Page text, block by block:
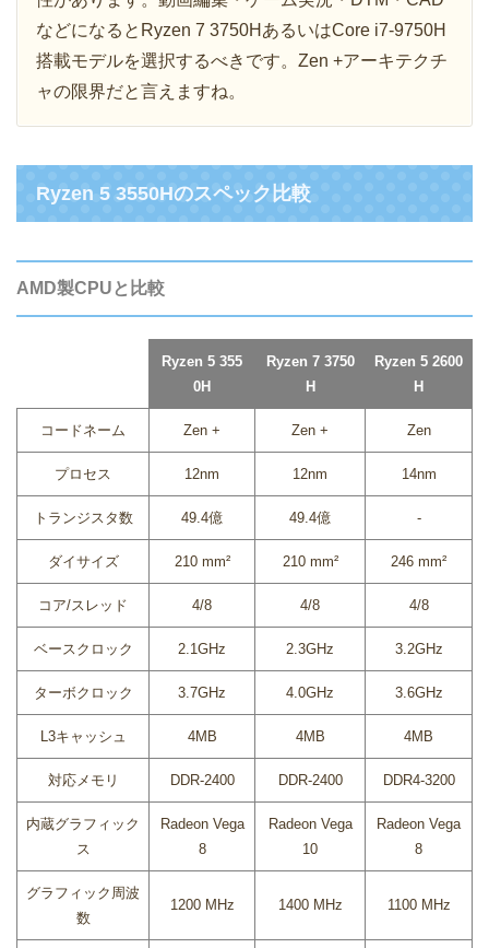
などになるとRyzen 7 3750HあるいはCore i7-9750H
搭載モデルを選択するべきです。Zen +アーキテクチ
ャの限界だと言えますね。
Ryzen 5 3550Hのスペック比較
AMD製CPUと比較
Ryzen 5 355
0H
Ryzen 7 3750
H
Ryzen 5 2600
H
コードネーム Zen + Zen + Zen
プロセス 12nm 12nm 14nm
トランジスタ数 49.4億 49.4億 -
ダイサイズ 210 mm² 210 mm² 246 mm²
コア/スレッド 4/8 4/8 4/8
ベースクロック 2.1GHz 2.3GHz 3.2GHz
ターボクロック 3.7GHz 4.0GHz 3.6GHz
L3キャッシュ 4MB 4MB 4MB
対応メモリ DDR-2400 DDR-2400 DDR4-3200
内蔵グラフィック
ス
Radeon Vega
8
Radeon Vega
10
Radeon Vega
8
グラフィック周波
数
1200 MHz 1400 MHz 1100 MHz